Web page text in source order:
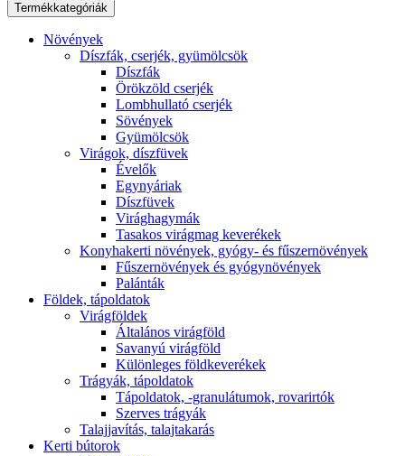
Termékkategóriák
Növények
Díszfák, cserjék, gyümölcsök
Díszfák
Örökzöld cserjék
Lombhullató cserjék
Sövények
Gyümölcsök
Virágok, díszfüvek
Évelők
Egynyáriak
Díszfüvek
Virághagymák
Tasakos virágmag keverékek
Konyhakerti növények, gyógy- és fűszernövények
Fűszernövények és gyógynövények
Palánták
Földek, tápoldatok
Virágföldek
Általános virágföld
Savanyú virágföld
Különleges földkeverékek
Trágyák, tápoldatok
Tápoldatok, -granulátumok, rovarirtók
Szerves trágyák
Talajjavítás, talajtakarás
Kerti bútorok